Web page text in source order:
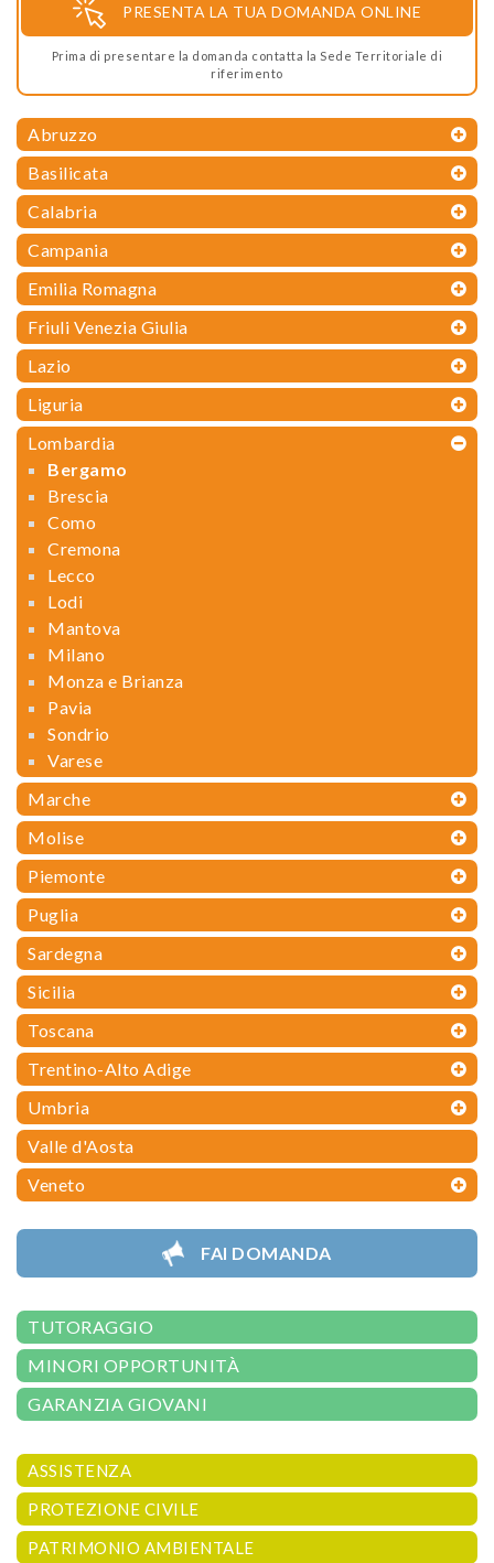
PRESENTA LA TUA DOMANDA ONLINE
Prima di presentare la domanda contatta la Sede Territoriale di
riferimento
Abruzzo
Basilicata
Calabria
Campania
Emilia Romagna
Friuli Venezia Giulia
Lazio
Liguria
Lombardia
Bergamo
Brescia
Como
Cremona
Lecco
Lodi
Mantova
Milano
Monza e Brianza
Pavia
Sondrio
Varese
Marche
Molise
Piemonte
Puglia
Sardegna
Sicilia
Toscana
Trentino-Alto Adige
Umbria
Valle d'Aosta
Veneto
FAI DOMANDA
TUTORAGGIO
MINORI OPPORTUNITÀ
GARANZIA GIOVANI
ASSISTENZA
PROTEZIONE CIVILE
PATRIMONIO AMBIENTALE